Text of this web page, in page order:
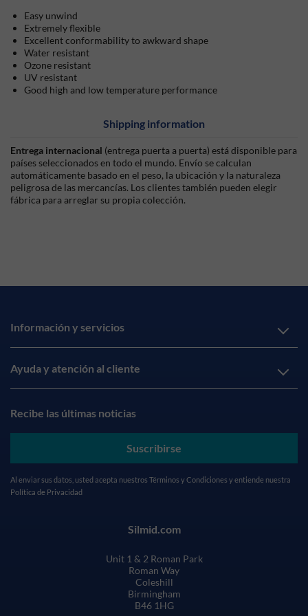
Easy unwind
Extremely flexible
Excellent conformability to awkward shape
Water resistant
Ozone resistant
UV resistant
Good high and low temperature performance
Shipping information
Entrega internacional (entrega puerta a puerta) está disponible para
países seleccionados en todo el mundo. Envío se calculan
automáticamente basado en el peso, la ubicación y la naturaleza
peligrosa de las mercancías. Los clientes también pueden elegir
fábrica para arreglar su propia colección.
Información y servicios
Ayuda y atención al cliente
Recibe las últimas noticias
Suscribirse
Al enviar sus datos, usted acepta nuestros Términos y Condiciones y entiende nuestra
Política de Privacidad
Silmid.com
Unit 1 & 2 Roman Park
Roman Way
Coleshill
Birmingham
B46 1HG